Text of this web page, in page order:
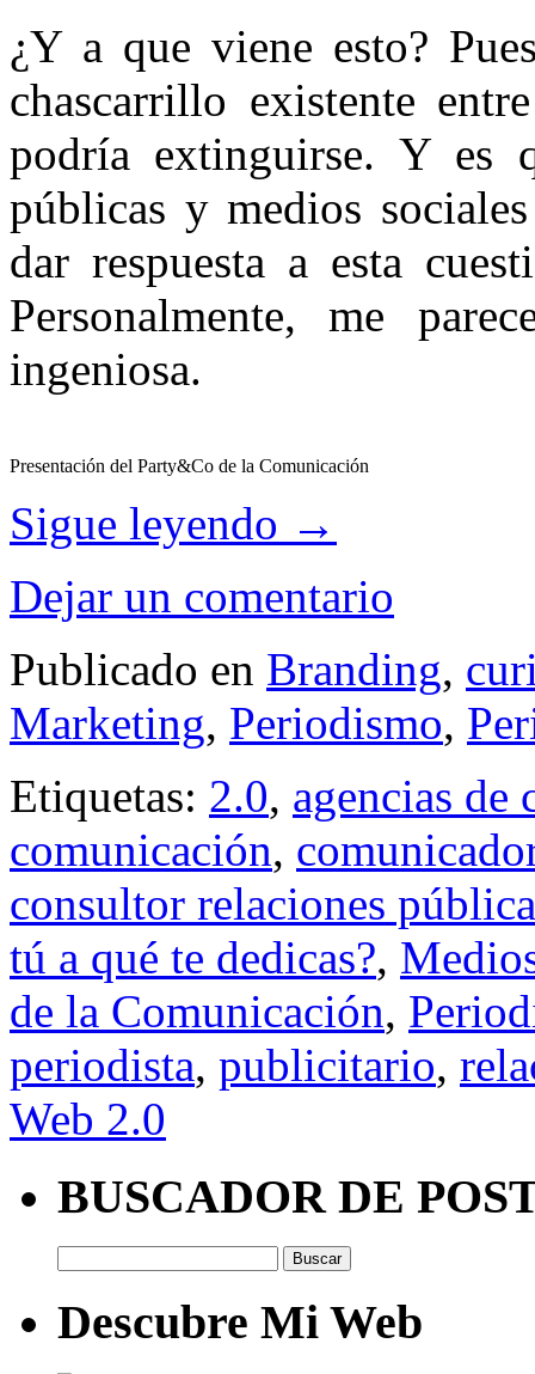
¿Y a que viene esto?
chascarrillo existente
podría extinguirse. Y es
públicas y medios
dar respuesta a esta
Personalmente, me
ingeniosa.
Presentación del Party&Co de la Comunicación
Sigue leyendo →
Dejar un comentario
Publicado en Branding,
Marketing, Periodismo,
Etiquetas: 2.0, agencias de
comunicación,
consultor relaciones
tú a qué te dedicas?,
de la Comunicación,
periodista, publicitario,
Web 2.0
BUSCADOR DE
Descubre Mi Web